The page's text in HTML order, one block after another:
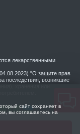
лекарственными
"О защите прав
последствия, возникшие
сайт сохраняет в
вы соглашаетесь на